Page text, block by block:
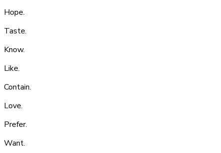
Hope.
Taste.
Know.
Like.
Contain.
Love.
Prefer.
Want.